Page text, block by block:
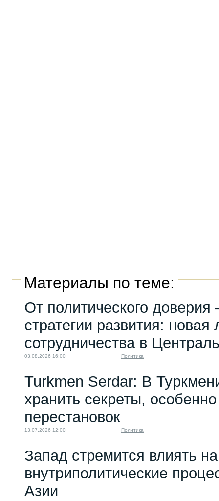
Материалы по теме:
От политического
стратегии развития: новая
сотрудничества в
03.08.2026 16:00 Политика
Turkmen Serdar: В
хранить секреты,
перестановок
13.07.2026 12:00 Политика
Запад стремится влиять на
внутриполитические
Азии